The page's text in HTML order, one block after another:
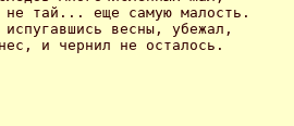
не тай... еще самую малость.
весны, убежал,
и чернил не осталось.